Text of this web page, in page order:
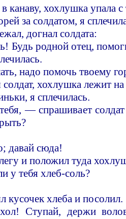
канаву, хохлушка упала
за солдатом, я
догнал солдата:
Будь родной отец,
надо помочь твоему
хохлушка лежит на
я сплечилась.
— спрашивает
сюда!
и положил туда
у тебя хлеб-соль?
кусочек хлеба и посолил.
Ступай, держи